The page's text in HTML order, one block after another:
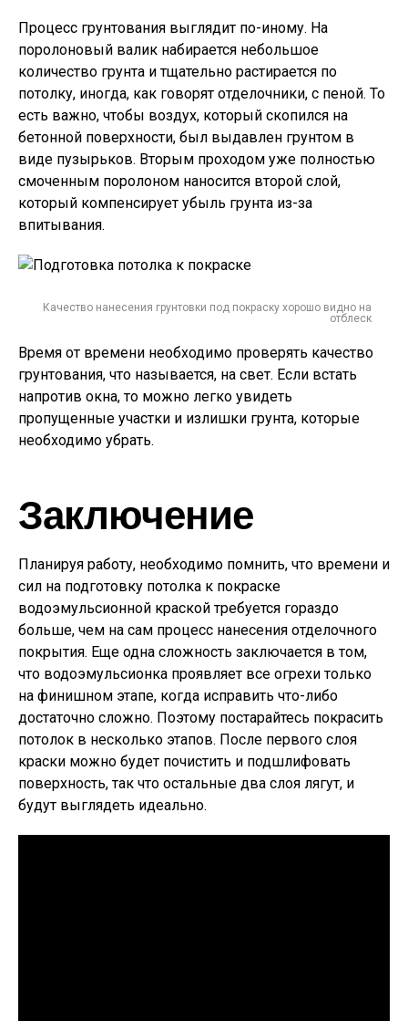
Процесс грунтования выглядит по-иному. На
поролоновый валик набирается небольшое
количество грунта и тщательно растирается по
потолку, иногда, как говорят отделочники, с пеной. То
есть важно, чтобы воздух, который скопился на
бетонной поверхности, был выдавлен грунтом в
виде пузырьков. Вторым проходом уже полностью
смоченным поролоном наносится второй слой,
который компенсирует убыль грунта из-за
впитывания.
Качество нанесения грунтовки под покраску хорошо видно на
отблеск
Время от времени необходимо проверять качество
грунтования, что называется, на свет. Если встать
напротив окна, то можно легко увидеть
пропущенные участки и излишки грунта, которые
необходимо убрать.
Заключение
Планируя работу, необходимо помнить, что времени и
сил на подготовку потолка к покраске
водоэмульсионной краской требуется гораздо
больше, чем на сам процесс нанесения отделочного
покрытия. Еще одна сложность заключается в том,
что водоэмульсионка проявляет все огрехи только
на финишном этапе, когда исправить что-либо
достаточно сложно. Поэтому постарайтесь покрасить
потолок в несколько этапов. После первого слоя
краски можно будет почистить и подшлифовать
поверхность, так что остальные два слоя лягут, и
будут выглядеть идеально.